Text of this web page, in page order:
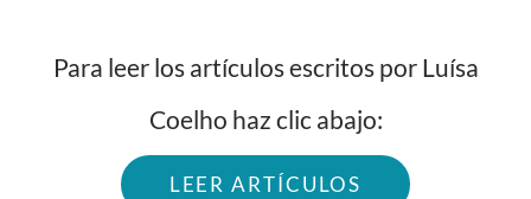
Para leer los artículos escritos por Luísa
Coelho haz clic abajo:
LEER ARTÍCULOS